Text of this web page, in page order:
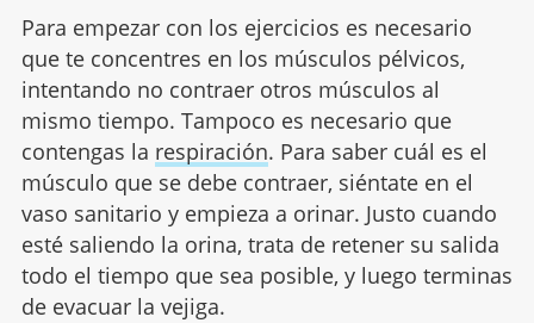
Para empezar con los ejercicios es necesario
que te concentres en los músculos pélvicos,
intentando no contraer otros músculos al
mismo tiempo. Tampoco es necesario que
contengas la respiración. Para saber cuál es el
músculo que se debe contraer, siéntate en el
vaso sanitario y empieza a orinar. Justo cuando
esté saliendo la orina, trata de retener su salida
todo el tiempo que sea posible, y luego terminas
de evacuar la vejiga.